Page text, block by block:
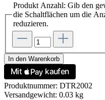
Produkt Anzahl: Gib den
die Schaltflächen um die
reduzieren.
In den Warenkorb
Produktnummer: DTR2002
Versandgewicht: 0.03 kg